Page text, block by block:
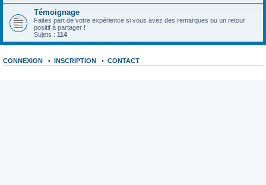
Témoignage
Faites part de votre expérience si vous avez des remarques ou un retour
positif à partager !
Sujets : 114
CONNEXION • INSCRIPTION • CONTACT